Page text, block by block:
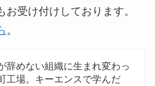
受け付けしております。
。
辞めない組織に生まれ変わっ
工場。キーエンスで学んだ